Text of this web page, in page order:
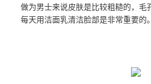
做为男士来说皮肤是比较粗糙的，毛
每天用洁面乳清洁脸部是非常重要的。